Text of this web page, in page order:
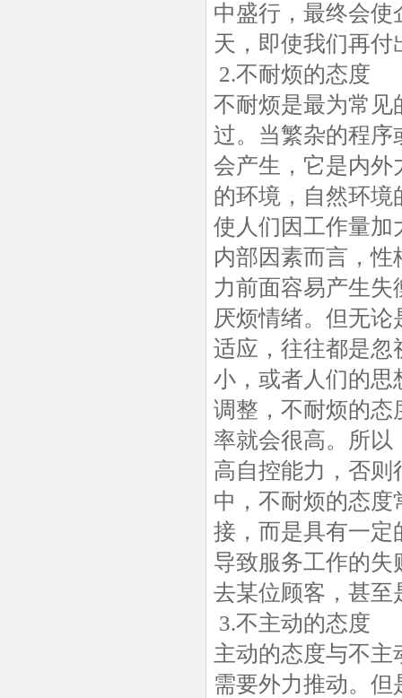
中盛行，最终会
天，即使我们再
2.不耐烦的态度
不耐烦是最为常见
过。当繁杂的程序
会产生，它是内外
的环境，自然环
使人们因工作量加
内部因素而言，
力前面容易产生
厌烦情绪。但无
适应，往往都是忽
小，或者人们的思
调整，不耐烦的态
率就会很高。所以
高自控能力，否
中，不耐烦的态
接，而是具有一定
导致服务工作的
去某位顾客，甚至
3.不主动的态度
主动的态度与不
需要外力推动。